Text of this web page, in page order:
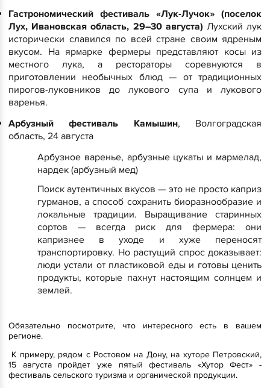
Гастрономический фестиваль «Лук-Лучок» (поселок
Лух, Ивановская область, 29–30 августа) Лухский лук
исторически славился по всей стране своим ядреным
вкусом. На ярмарке фермеры представляют косы из
местного лука, а рестораторы соревнуются в
приготовлении необычных блюд — от традиционных
пирогов-луковников до лукового супа и лукового
варенья.
Арбузный фестиваль Камышин, Волгоградская
область, 24 августа
Арбузное варенье, арбузные цукаты и мармелад,
нардек (арбузный мед)
Поиск аутентичных вкусов — это не просто каприз
гурманов, а способ сохранить биоразнообразие и
локальные традиции. Выращивание старинных
сортов — всегда риск для фермера: они
капризнее в уходе и хуже переносят
транспортировку. Но растущий спрос доказывает:
люди устали от пластиковой еды и готовы ценить
продукты, которые пахнут настоящим солнцем и
землей.
Обязательно посмотрите, что интересного есть в вашем
регионе.
К примеру, рядом с Ростовом на Дону, на хуторе Петровский,
15 августа пройдет уже пятый фестиваль «Хутор Фест» -
фестиваль сельского туризма и органической продукции.